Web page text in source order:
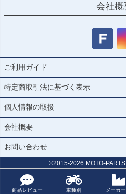
商品レビュー 車種別 メーカ
会社概
ご利用ガイド
特定商取引法に基づく表示
個人情報の取扱
会社概要
お問い合わせ
©2015-2026 MOTO-